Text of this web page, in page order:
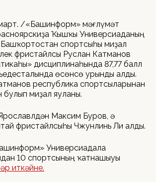
март. /«Башинформ» мәғлүмәт
Ҡышҡы Универсиаданың
Башҡортостан спортсыһы миҙал
фристайлсы Руслан Катманов
дисциплинаһында 87,77 балл
өсөнсө урынды алды.
республика спортсыларынан
булып миҙал яуланы.
Максим Буров, ә
фристайлсыһы Чжунлинь Ли алды.
Универсиадала
10 спортсының ҡатнашыуы
иткәйне.